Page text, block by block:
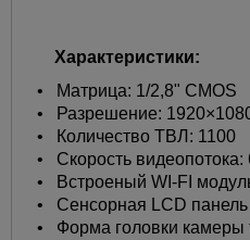
Характеристики:
• Матрица: 1/2,8" CMOS
• Разрешение:
• Количество ТВЛ: 1100
• Скорость видеопотока:
• Встроеный WI-FI
• Сенсорная LCD панель
• Форма головки камеры